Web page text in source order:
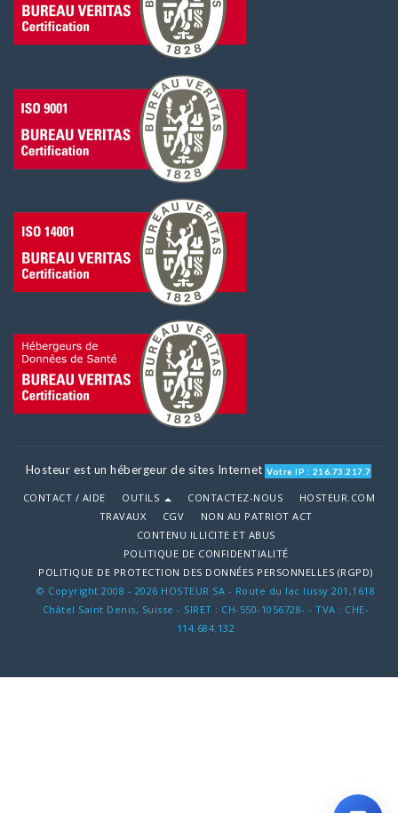
Hosteur est un hébergeur de sites Internet Votre IP : 216.73.217.7
CONTACT / AIDE OUTILS CONTACTEZ-NOUS
HOSTEUR.COM
TRAVAUX
CGV
NON AU PATRIOT ACT
CONTENU ILLICITE ET ABUS
POLITIQUE DE CONFIDENTIALITÉ
POLITIQUE DE PROTECTION DES DONNÉES PERSONNELLES (RGPD)
© Copyright 2008 - 2026 HOSTEUR SA - Route du lac lussy 201,1618
Châtel Saint Denis, Suisse - SIRET : CH-550-1056728- - TVA : CHE-
114.684.132